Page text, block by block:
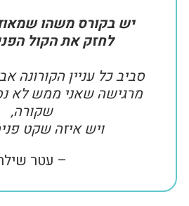
יש בקורס משהו
לחזק את הקול
סביב כל עניין הקורונה
מרגישה שאני ממש לא
שקורה,
ויש איזה שקט
– עטר שילה